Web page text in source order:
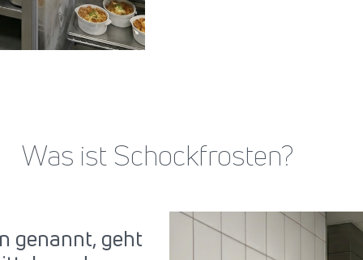
Was ist Schockfrosten?
genannt, geht